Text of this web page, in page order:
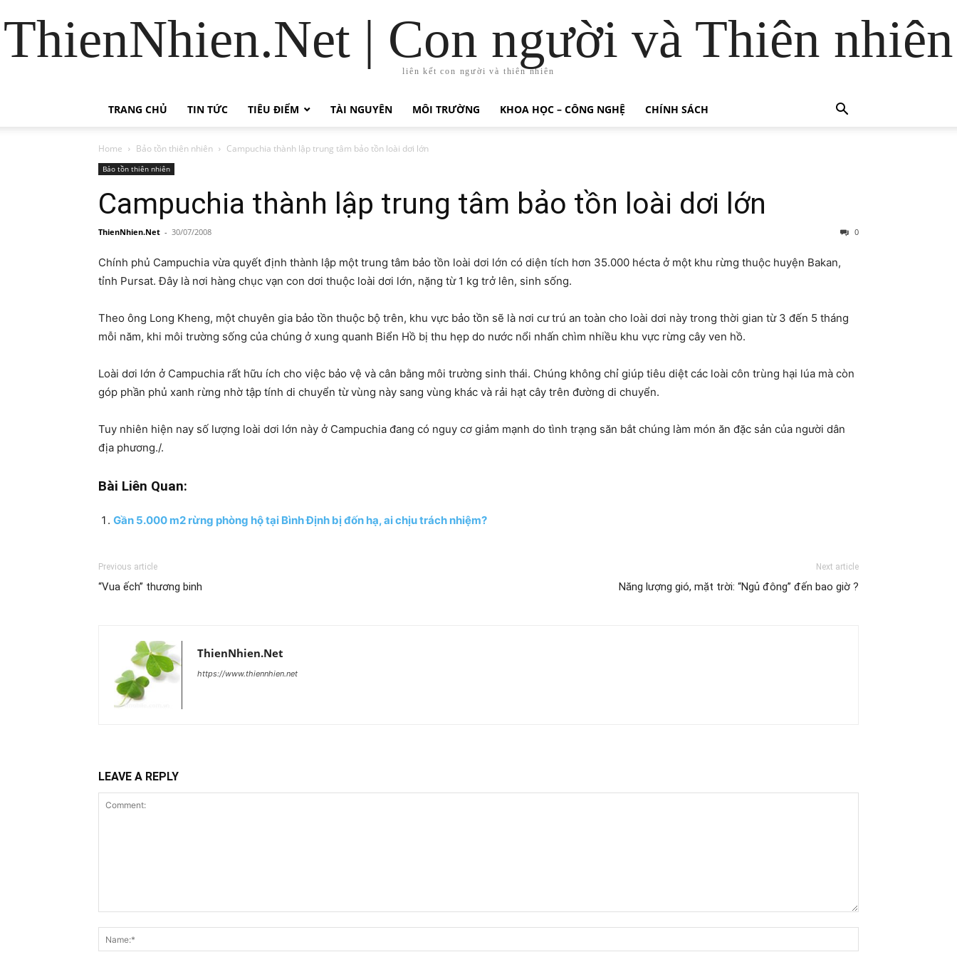
ThienNhien.Net | Con người và Thiên nhiên
liên kết con người và thiên nhiên
TRANG CHỦ TIN TỨC TIÊU ĐIỂM TÀI NGUYÊN MÔI TRƯỜNG KHOA HỌC – CÔNG NGHỆ CHÍNH SÁCH
Home Bảo tồn thiên nhiên Campuchia thành lập trung tâm bảo tồn loài dơi lớn
Bảo tồn thiên nhiên
Campuchia thành lập trung tâm bảo tồn loài dơi lớn
ThienNhien.Net - 30/07/2008 0
Chính phủ Campuchia vừa quyết định thành lập một trung tâm bảo tồn loài dơi lớn có diện tích hơn 35.000 hécta ở một khu rừng thuộc huyện Bakan,
tỉnh Pursat. Đây là nơi hàng chục vạn con dơi thuộc loài dơi lớn, nặng từ 1 kg trở lên, sinh sống.
Theo ông Long Kheng, một chuyên gia bảo tồn thuộc bộ trên, khu vực bảo tồn sẽ là nơi cư trú an toàn cho loài dơi này trong thời gian từ 3 đến 5 tháng
mỗi năm, khi môi trường sống của chúng ở xung quanh Biển Hồ bị thu hẹp do nước nổi nhấn chìm nhiều khu vực rừng cây ven hồ.
Loài dơi lớn ở Campuchia rất hữu ích cho việc bảo vệ và cân bằng môi trường sinh thái. Chúng không chỉ giúp tiêu diệt các loài côn trùng hại lúa mà còn
góp phần phủ xanh rừng nhờ tập tính di chuyển từ vùng này sang vùng khác và rải hạt cây trên đường di chuyển.
Tuy nhiên hiện nay số lượng loài dơi lớn này ở Campuchia đang có nguy cơ giảm mạnh do tình trạng săn bắt chúng làm món ăn đặc sản của người dân
địa phương./.
Bài Liên Quan:
Gần 5.000 m2 rừng phòng hộ tại Bình Định bị đốn hạ, ai chịu trách nhiệm?
Previous article
“Vua ếch” thương binh
Next article
Năng lượng gió, mặt trời: “Ngủ đông” đến bao giờ ?
ThienNhien.Net
https://www.thiennhien.net
LEAVE A REPLY